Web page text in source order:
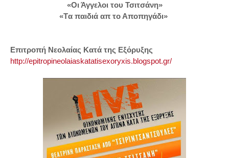
«Οι Άγγελοι του Τσιτσάνη»
«Tα παιδιά απ το Αποπηγάδι»
Επιτροπή Νεολαίας Κατά της Εξόρυξης
http://epitropineolaiaskatatisexoryxis.blogspot.gr/